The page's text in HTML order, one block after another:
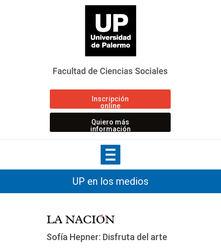
Inscripción
online
Quiero más
información
UP en los medios
Sofía Hepner: Disfruta del arte